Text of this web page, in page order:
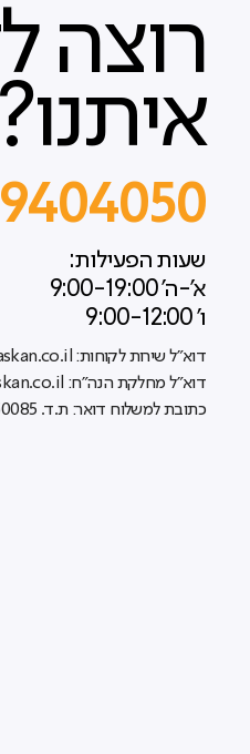
רוצה
איתנו?
שעות הפעילות:
א'-ה' 9:00-19:00
ו' 9:00-12:00
דוא"ל שירות לקוחות: service@askan.co.il
דוא"ל מחלקת הנה"ח: office@askan.co.il
כתובת למשלוח דואר: ת.ד. 50085 ביתר עילית